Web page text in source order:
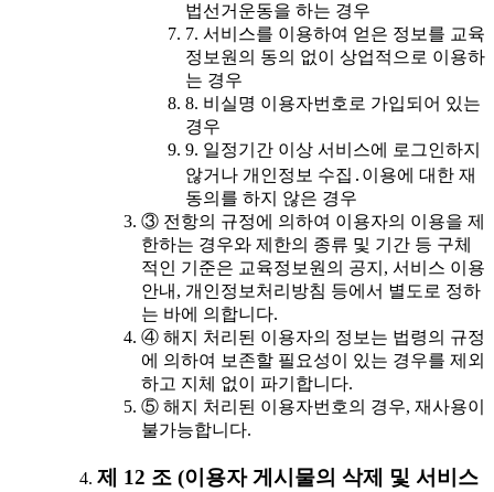
법선거운동을 하는 경우
7. 서비스를 이용하여 얻은 정보를 교육
정보원의 동의 없이 상업적으로 이용하
는 경우
8. 비실명 이용자번호로 가입되어 있는
경우
9. 일정기간 이상 서비스에 로그인하지
않거나 개인정보 수집․이용에 대한 재
동의를 하지 않은 경우
③ 전항의 규정에 의하여 이용자의 이용을 제
한하는 경우와 제한의 종류 및 기간 등 구체
적인 기준은 교육정보원의 공지, 서비스 이용
안내, 개인정보처리방침 등에서 별도로 정하
는 바에 의합니다.
④ 해지 처리된 이용자의 정보는 법령의 규정
에 의하여 보존할 필요성이 있는 경우를 제외
하고 지체 없이 파기합니다.
⑤ 해지 처리된 이용자번호의 경우, 재사용이
불가능합니다.
제 12 조 (이용자 게시물의 삭제 및 서비스